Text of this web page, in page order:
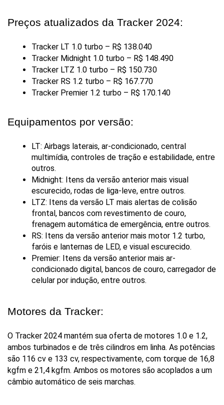
Preços atualizados da Tracker 2024:
Tracker LT 1.0 turbo – R$ 138.040
Tracker Midnight 1.0 turbo – R$ 148.490
Tracker LTZ 1.0 turbo – R$ 150.730
Tracker RS 1.2 turbo – R$ 167.770
Tracker Premier 1.2 turbo – R$ 170.140
Equipamentos por versão:
LT: Airbags laterais, ar-condicionado, central
multimídia, controles de tração e estabilidade, entre
outros.
Midnight: Itens da versão anterior mais visual
escurecido, rodas de liga-leve, entre outros.
LTZ: Itens da versão LT mais alertas de colisão
frontal, bancos com revestimento de couro,
frenagem automática de emergência, entre outros.
RS: Itens da versão anterior mais motor 1.2 turbo,
faróis e lanternas de LED, e visual escurecido.
Premier: Itens da versão anterior mais ar-
condicionado digital, bancos de couro, carregador de
celular por indução, entre outros.
Motores da Tracker:
O Tracker 2024 mantém sua oferta de motores 1.0 e 1.2,
ambos turbinados e de três cilindros em linha. As potências
são 116 cv e 133 cv, respectivamente, com torque de 16,8
kgfm e 21,4 kgfm. Ambos os motores são acoplados a um
câmbio automático de seis marchas.